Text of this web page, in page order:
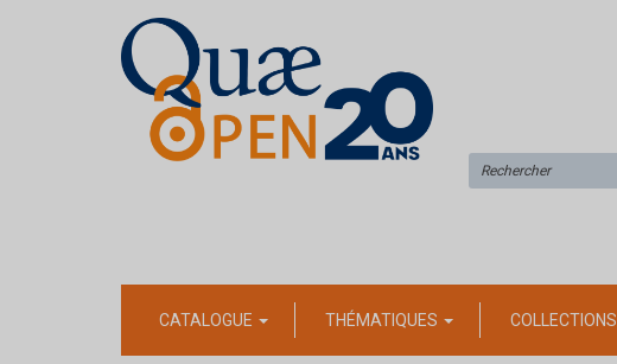
CATALOGUE THÉMATIQUES COLLECTIONS